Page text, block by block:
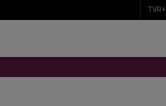
TVR+